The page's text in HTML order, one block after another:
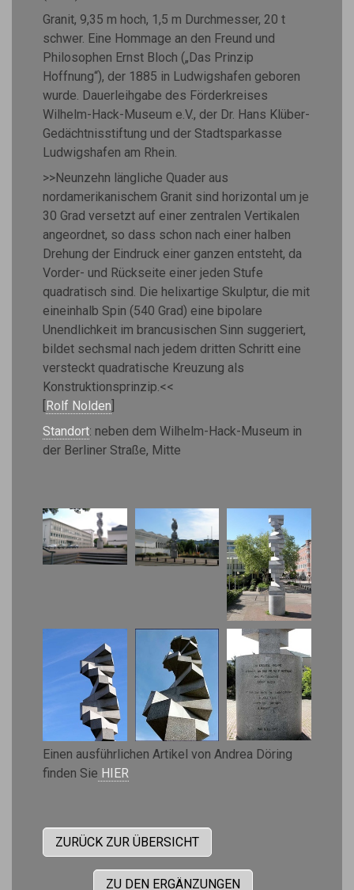
Granit, 9,35 m hoch, 1,5 m Durchmesser, 20 t
schwer. Eine Hommage an den Freund und
Philosophen Ernst Bloch („Das Prinzip
Hoffnung“), der 1885 in Ludwigshafen geboren
wurde. Dauerleihgabe des Förderkreises
Wilhelm-Hack-Museum e.V., der Dr. Hans Klüber-
Gedächtnisstiftung und der Stadtsparkasse
Ludwigshafen am Rhein.
>>Neunzehn längliche Quader aus
nordamerikanischem Granit sind horizontal um je
30 Grad versetzt auf einer zentralen Vertikalen
angeordnet, so dass schon nach einer halben
Drehung der Eindruck einer ganzen entsteht, da
Vorder- und Rückseite einer jeden Stufe
quadratisch sind. Die helixartige Skulptur, die mit
eineinhalb Spin (540 Grad) eine bipolare
Unendlichkeit im brancusischen Sinn suggeriert,
bildet sechsmal nach jedem dritten Schritt eine
versteckt quadratische Kreuzung als
Konstruktionsprinzip.<<
Rolf Nolden
Standort: neben dem Wilhelm-Hack-Museum in
der Berliner Straße, Mitte
Einen ausführlichen Artikel von Andrea Döring
finden Sie HIER
ZURÜCK ZUR ÜBERSICHT
ZU DEN ERGÄNZUNGEN